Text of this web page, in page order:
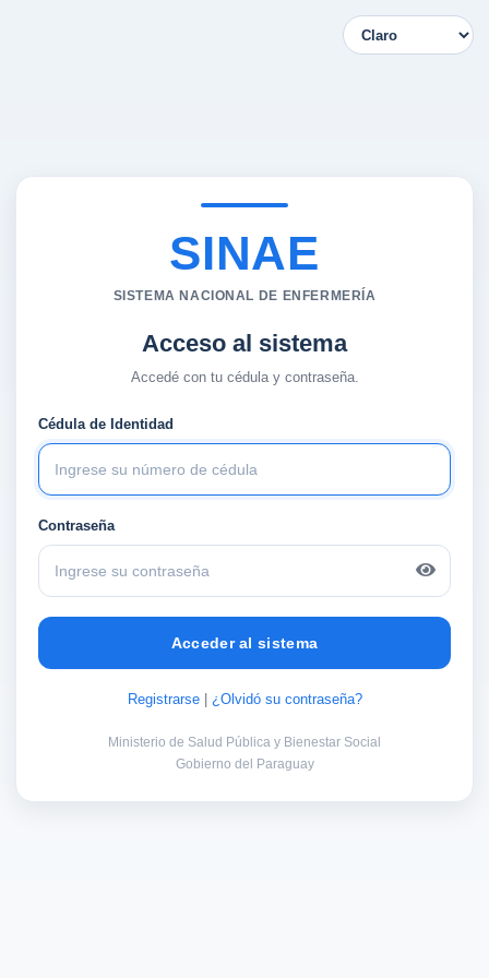
SINAE
SISTEMA NACIONAL DE ENFERMERÍA
Acceso al sistema
Accedé con tu cédula y contraseña.
Cédula de Identidad
Contraseña
Acceder al sistema
Registrarse ¿Olvidó su contraseña?
Ministerio de Salud Pública y Bienestar Social
Gobierno del Paraguay